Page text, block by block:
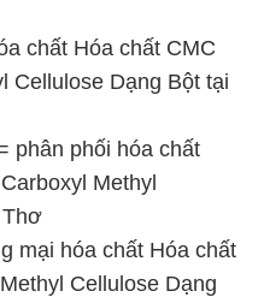
chất Hóa chất CMC
Cellulose Dạng Bột tại
phân phối hóa chất
Methyl
Thơ
mại hóa chất Hóa chất
Cellulose Dạng